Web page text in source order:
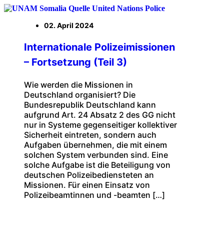
02. April 2024
Internationale Polizeimissionen
– Fortsetzung (Teil 3)
Wie werden die Missionen in
Deutschland organisiert? Die
Bundesrepublik Deutschland kann
aufgrund Art. 24 Absatz 2 des GG nicht
nur in Systeme gegenseitiger kollektiver
Sicherheit eintreten, sondern auch
Aufgaben übernehmen, die mit einem
solchen System verbunden sind. Eine
solche Aufgabe ist die Beteiligung von
deutschen Polizeibediensteten an
Missionen. Für einen Einsatz von
Polizeibeamtinnen und -beamten […]